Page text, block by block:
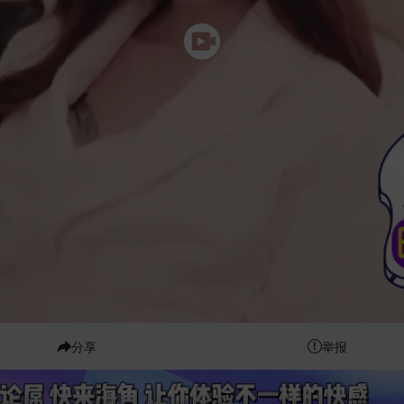
分享 举报